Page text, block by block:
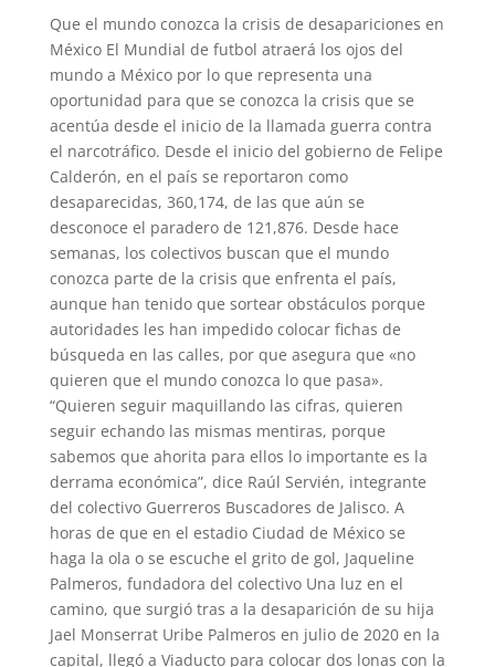
Que el mundo conozca la crisis de desapariciones en
México El Mundial de futbol atraerá los ojos del
mundo a México por lo que representa una
oportunidad para que se conozca la crisis que se
acentúa desde el inicio de la llamada guerra contra
el narcotráfico. Desde el inicio del gobierno de Felipe
Calderón, en el país se reportaron como
desaparecidas, 360,174, de las que aún se
desconoce el paradero de 121,876. Desde hace
semanas, los colectivos buscan que el mundo
conozca parte de la crisis que enfrenta el país,
aunque han tenido que sortear obstáculos porque
autoridades les han impedido colocar fichas de
búsqueda en las calles, por que asegura que «no
quieren que el mundo conozca lo que pasa».
“Quieren seguir maquillando las cifras, quieren
seguir echando las mismas mentiras, porque
sabemos que ahorita para ellos lo importante es la
derrama económica”, dice Raúl Servién, integrante
del colectivo Guerreros Buscadores de Jalisco. A
horas de que en el estadio Ciudad de México se
haga la ola o se escuche el grito de gol, Jaqueline
Palmeros, fundadora del colectivo Una luz en el
camino, que surgió tras a la desaparición de su hija
Jael Monserrat Uribe Palmeros en julio de 2020 en la
capital, llegó a Viaducto para colocar dos lonas con la